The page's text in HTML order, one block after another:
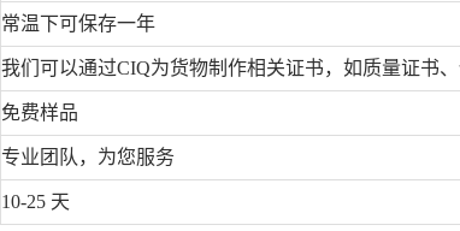
常温下可保存一年
我们可以通过CIQ为货物制作相关证书，如质量证书
免费样品
专业团队，为您服务
10-25 天